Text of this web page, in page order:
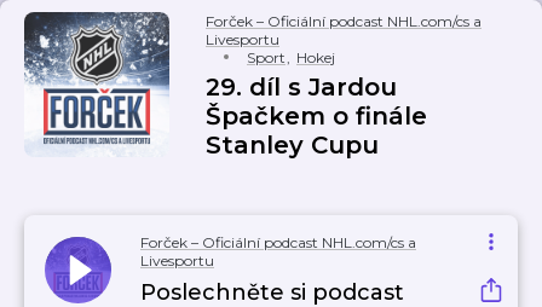
Forček – Oficiální podcast NHL.com/cs a
Livesportu
Sport, Hokej
29. díl s Jardou
Špačkem o finále
Stanley Cupu
Forček – Oficiální podcast NHL.com/cs a
Livesportu
Poslechněte si podcast